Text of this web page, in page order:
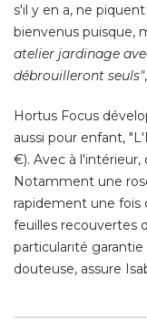
s'il y en a, ne
bienvenus puisque,
atelier jardinage
débrouilleront seuls"
Hortus Focus
aussi pour enfant,
€). Avec à
Notamment une
rapidement une fois
feuilles recouvertes
particularité
douteuse, assure